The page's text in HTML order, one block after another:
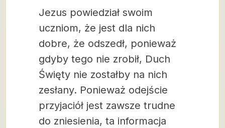
Jezus powiedział swoim
uczniom, że jest dla nich
dobre, że odszedł, ponieważ
gdyby tego nie zrobił, Duch
Święty nie zostałby na nich
zesłany. Ponieważ odejście
przyjaciół jest zawsze trudne
do zniesienia, ta informacja